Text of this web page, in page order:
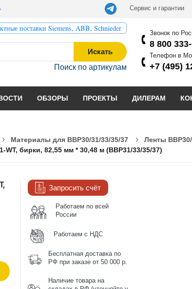
Сервис и гарантии
поставки Siemens, ABB, Schnieder
Искать
Поиск по артикулам
Звонок по
8 800
Телефон в
+7 (495)
ОБЗОРЫ ПРОЕКТЫ ДИЛЕРАМ
Материалы для BBP30/31/33/35/37
Ленты
бирки, 82,55 мм * 30,48 м (BBP31/33/35/37)
Запросить счёт
Работаем по всей
России
Работаем с НДС
Бесплатная доставка по
РФ при заказе от 50 000 р.
Наличие товара на